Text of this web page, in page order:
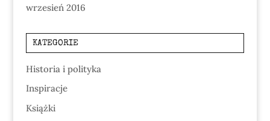
wrzesień 2016
KATEGORIE
Historia i polityka
Inspiracje
Książki